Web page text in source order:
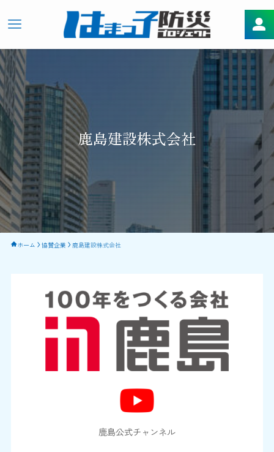
鹿島建設株式会社
ホーム 協賛企業 鹿島建設株式会社
鹿島公式チャンネル